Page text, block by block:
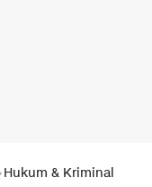
Hukum & Kriminal